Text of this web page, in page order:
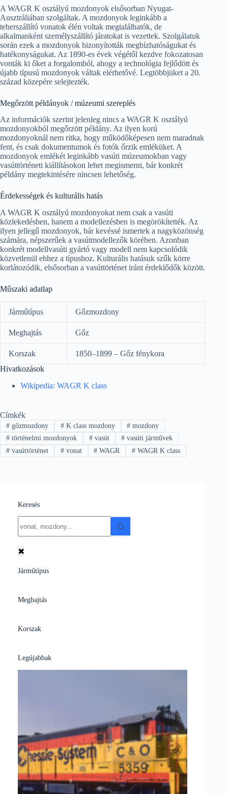
A WAGR K osztályú mozdonyok elsősorban Nyugat-
Ausztráliában szolgáltak. A mozdonyok leginkább a
teherszállító vonatok élén voltak megtalálhatók, de
alkalmanként személyszállító járatokat is vezettek. Szolgálatuk
során ezek a mozdonyok bizonyították megbízhatóságukat és
hatékonyságukat. Az 1890-es évek végétől kezdve fokozatosan
vonták ki őket a forgalomból, ahogy a technológia fejlődött és
újabb típusú mozdonyok váltak elérhetővé. Legtöbbjüket a 20.
század közepére selejtezték.
Megőrzött példányok / múzeumi szereplés
Az információk szerint jelenleg nincs a WAGR K osztályú
mozdonyokból megőrzött példány. Az ilyen korú
mozdonyoknál nem ritka, hogy működőképesen nem maradnak
fent, és csak dokumentumok és fotók őrzik emléküket. A
mozdonyok emlékét leginkább vasúti múzeumokban vagy
vasúttörténeti kiállításokon lehet megismerni, bár konkrét
példány megtekintésére nincsen lehetőség.
Érdekességek és kulturális hatás
A WAGR K osztályú mozdonyokat nem csak a vasúti
közlekedésben, hanem a modellezésben is megörökítették. Az
ilyen jellegű mozdonyok, bár kevéssé ismertek a nagyközönség
számára, népszerűek a vasútmodellezők körében. Azonban
konkrét modellvasúti gyártó vagy modell nem kapcsolódik
közvetlenül ehhez a típushoz. Kulturális hatásuk szűk körre
korlátozódik, elsősorban a vasúttörténet iránt érdeklődők között.
Műszaki adatlap
Járműtípus Gőzmozdony
Meghajtás Gőz
Korszak
1850–1899 – Gőz fénykora
Hivatkozások
Wikipedia: WAGR K class
Címkék
#gőzmozdony #K class mozdony # mozdony
#történelmi mozdonyok #vasút # vasúti járművek
#vasúttörténet #vonat # WAGR # WAGR K class
Keresés
results
✖
Járműtípus
Meghajtás
Korszak
Legújabbak